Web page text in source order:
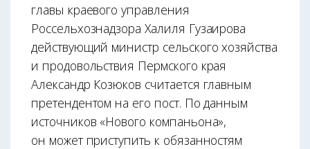
главы краевого управления
Россельхознадзора Халиля Гузаирова
действующий министр сельского хозяйства
и продовольствия Пермского края
Александр Козюков считается главным
претендентом на его пост. По данным
источников «Нового компаньона»,
он может приступить к обязанностям